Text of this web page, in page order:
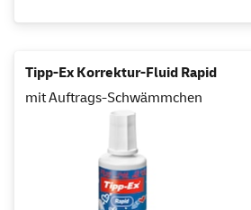
Tipp-Ex Korrektur-Fluid Rapid
mit Auftrags-Schwämmchen